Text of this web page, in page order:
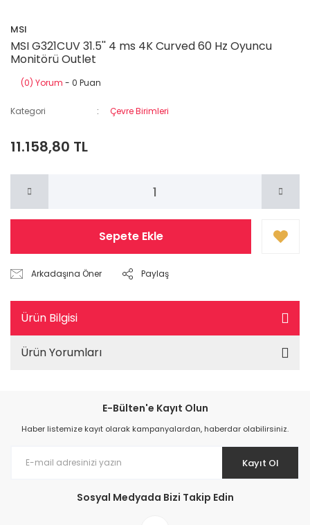
MSI
MSI G321CUV 31.5'' 4 ms 4K Curved 60 Hz Oyuncu
Monitörü Outlet
(0) Yorum - 0 Puan
Kategori Çevre Birimleri
11.158,80 TL
Sepete Ekle
Arkadaşına Öner Paylaş
Ürün Bilgisi
Ürün Yorumları
E-Bülten'e Kayıt Olun
Haber listemize kayıt olarak kampanyalardan, haberdar olabilirsiniz.
Kayıt Ol
Sosyal Medyada Bizi Takip Edin